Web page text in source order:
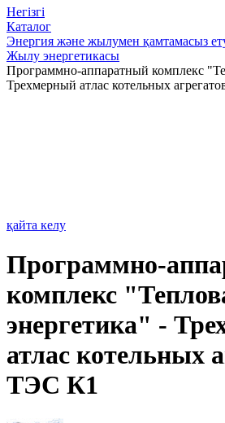
Негізгі
Каталог
Энергия және жылумен қамтамасыз
Жылу энергетикасы
Программно-аппаратный комплекс
Трехмерный атлас котельных
қайта келу
Программно-
комплекс
энергетика" -
атлас котельных
ТЭС К1